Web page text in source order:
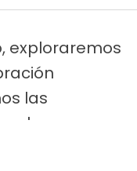
exploraremos
las
su